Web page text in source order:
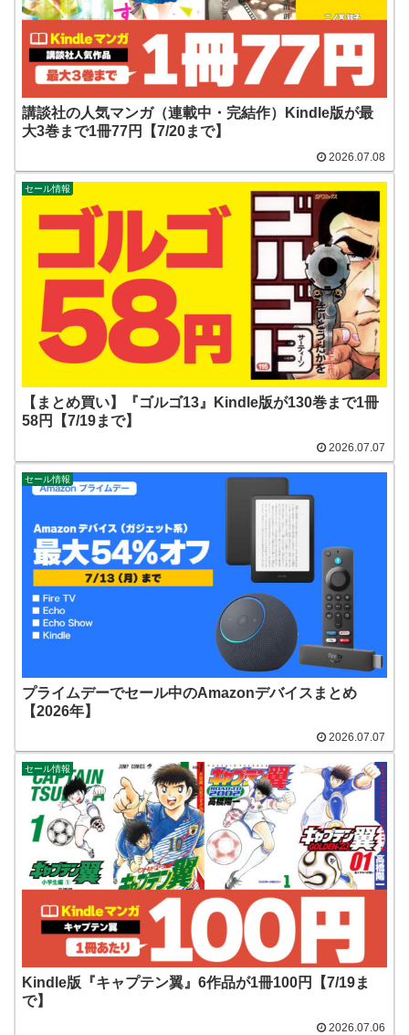
講談社の人気マンガ（連載中・完結作）Kindle版が最
大3巻まで1冊77円【7/20まで】
2026.07.08
セール情報
【まとめ買い】『ゴルゴ13』Kindle版が130巻まで1冊
58円【7/19まで】
2026.07.07
セール情報
プライムデーでセール中のAmazonデバイスまとめ
【2026年】
2026.07.07
セール情報
Kindle版『キャプテン翼』6作品が1冊100円【7/19ま
で】
2026.07.06